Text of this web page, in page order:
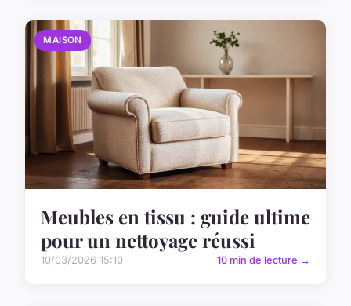
MAISON
Meubles en tissu : guide ultime
pour un nettoyage réussi
10/03/2026 15:10 10 min de lecture →